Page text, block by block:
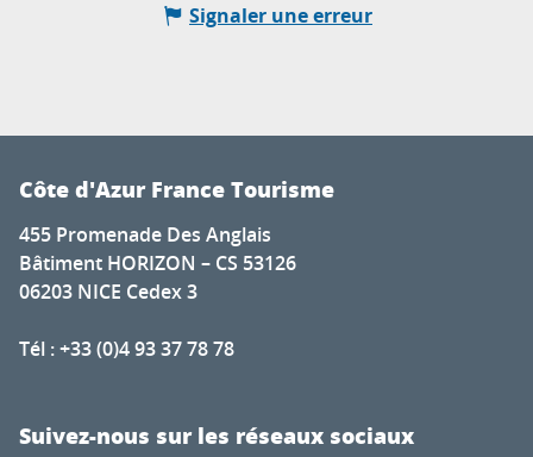
Signaler une erreur
Côte d'Azur France Tourisme
455 Promenade Des Anglais
Bâtiment HORIZON – CS 53126
06203 NICE Cedex 3
Tél : +33 (0)4 93 37 78 78
Suivez-nous sur les réseaux sociaux